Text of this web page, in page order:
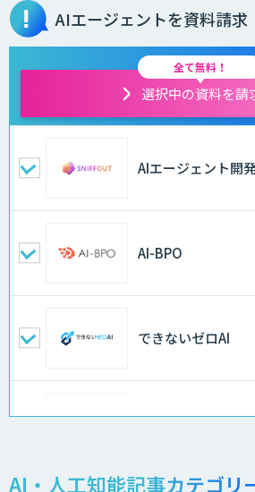
AIエージェントを資料請求
全て無料！
選択中の資料を請
AIエージェント開
AI-BPO
できないゼロAI
Docify（ドシファ
AI・人工知能記事カテゴリ